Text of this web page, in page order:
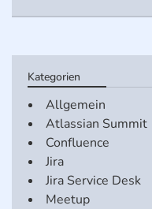
Kategorien
Allgemein
Atlassian Summit
Confluence
Jira
Jira Service Desk
Meetup